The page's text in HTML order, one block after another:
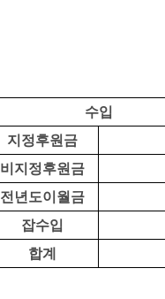
수입
지정후원금
비지정후원금
전년도이월금
잡수입
합계